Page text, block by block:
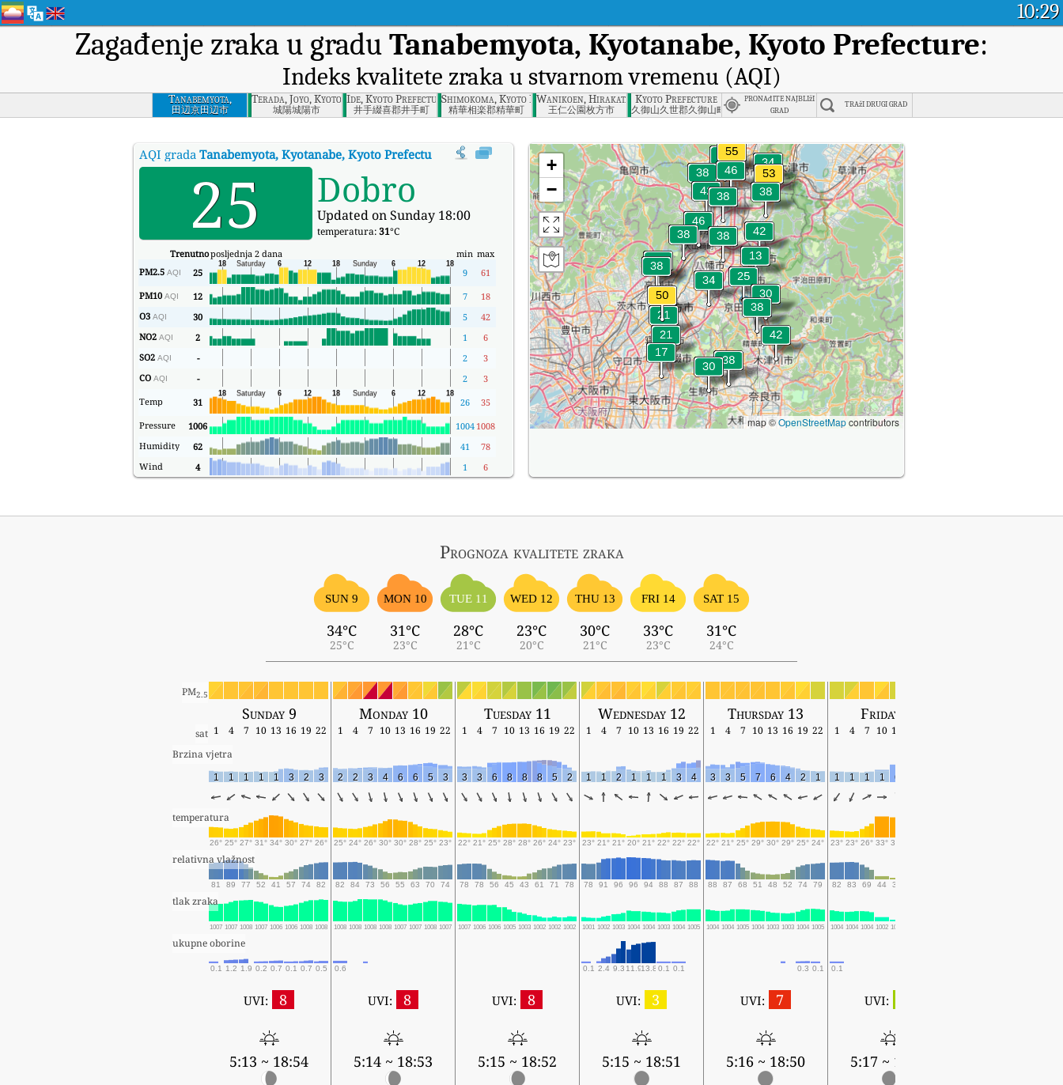
10:29
Zagađenje zraka u gradu Tanabemyota, Kyotanabe, Kyoto Prefecture:
Indeks kvalitete zraka u stvarnom vremenu (AQI)
Tanabemyota,
Kyotanabe, Kyoto
Prefecture
田辺京田辺市
Terada, Joyo, Kyoto Prefecture
城陽城陽市
Ide, Kyoto Prefecture
井手綴喜郡井手町
Shimokoma, Kyoto Prefecture
精華相楽郡精華町
Wanikoen, Hirakata, Osaka Prefecture
王仁公園枚方市
Kyoto Prefecture
久御山久世郡久御山町
PRONAđITE NAJBLIžI
GRAD
TRAžI DRUGI GRAD
AQI grada Tanabemyota, Kyotanabe, Kyoto Prefecture Tanabemyota, Kyotanabe, Kyoto Prefecture Indeks kvalitete zraka (AQI) u stvarnom vremenu.
25 Dobro
Updated on Sunday 18:00
temperatura:31°C
Trenutnoposljednja 2 dana min max
PM2.5 AQI 25 9
61
PM10 AQI 12 7
18
O3 AQI 30 5
42
NO2 AQI 2 1
6
SO2 AQI - 2
3
CO AQI - 2
3
Temp
31 26
35
Pressure
1006 1004 1008
Humidity
62 41
78
Wind
4 1 6
+
−
map ©OpenStreetMapcontributors
Prognoza kvalitete zraka
SUN 9
34°C
25°C
MON 10
31°C
23°C
TUE 11
28°C
21°C
WED 12
23°C
20°C
THU 13
30°C
21°C
FRI 14
33°C
23°C
SAT 15
31°C
24°C
PM2.5
Sunday 9 Monday 10 Tuesday 11 Wednesday 12 Thursday 13 Friday 14
sat 1 4 7 10 13 16 19 22 1 4 7 10 13 16 19 22 1 4 7 10 13 16 19 22 1 4 7 10 13 16 19 22 1 4 7 10 13 16 19 22 1 4 7 10 13
Brzina vjetra
1 1 1 1 1 3 2 3 2 2 3 4 6 6 5 3 3 3 6 8 8 8 5 2 1 1 2 1 1 1 3 4 3 3 5 7 6 4 2 1 1 1 1 1 6
temperatura
26° 25° 27° 31° 34° 30° 27° 26° 25° 24° 26° 30° 30° 28° 25° 23° 22° 21° 25° 28° 28° 26° 24° 23° 23° 21° 21° 20° 21° 22° 22° 22° 22° 21° 25° 29° 30° 29° 25° 24° 23° 23° 26° 33° 33°
relativna vlažnost
81 89 77 52 41 57 74 82 82 84 73 56 55 63 70 74 78 78 56 45 43 61 71 78 78 91 96 96 94 88 87 88 88 87 68 51 48 52 74 79 82 83 69 44 39
tlak zraka
1007 1007 1008 1007 1006 1006 1008 1008 1008 1008 1008 1008 1007 1007 1008 1007 1007 1006 1006 1005 1003 1002 1002 1002 1001 1002 1003 1004 1004 1003 1004 1005 1004 1004 1005 1004 1003 1003 1004 1005 1004 1004 1004 1002 1001
ukupne oborine
0.1 1.2 1.9 0.2 0.7 0.1 0.7 0.5 0.6 0.1 2.4 9.3 11.913.8 0.1 0.1 0.3 0.1 0.1
UVI: 8
5:13 ~ 18:54
UVI: 8
5:14 ~ 18:53
UVI: 8
5:15 ~ 18:52
UVI: 3
5:15 ~ 18:51
UVI: 7
5:16 ~ 18:50
UVI:
5:17 ~ 18:48